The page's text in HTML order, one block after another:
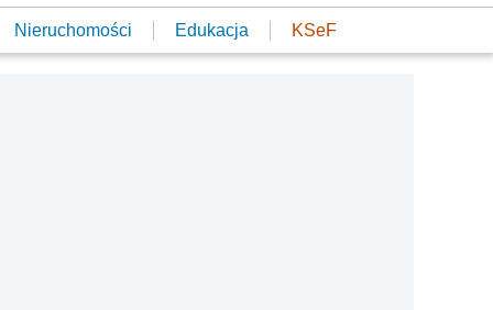
Nieruchomości Edukacja KSeF